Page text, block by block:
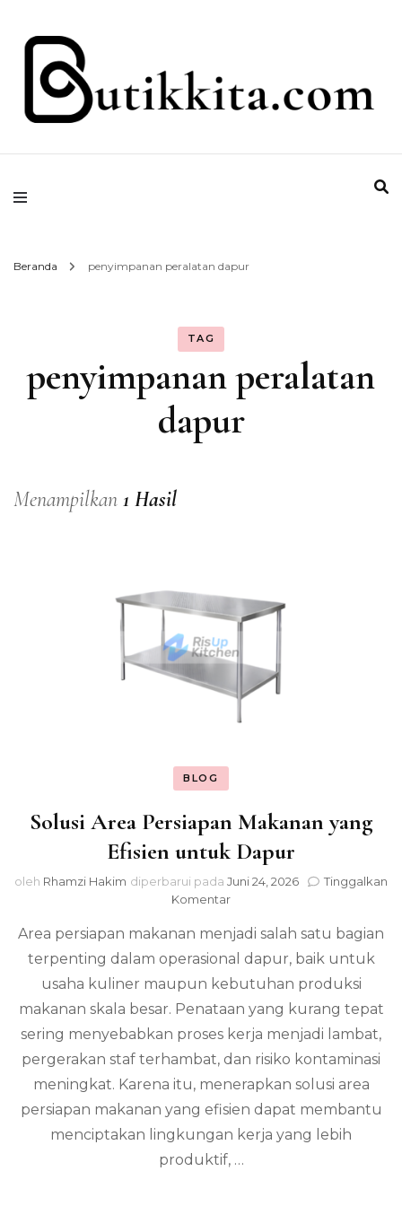
butikkita.com
Beranda penyimpanan peralatan dapur
TAG
penyimpanan peralatan
dapur
Menampilkan 1 Hasil
BLOG
Solusi Area Persiapan Makanan yang
Efisien untuk Dapur
oleh Rhamzi Hakim diperbarui pada Juni 24, 2026
Tinggalkan
Komentarpada
Area
Persiapan
Makanan
yang
Efisien
untuk
Dapur
Area persiapan makanan menjadi salah satu bagian
terpenting dalam operasional dapur, baik untuk
usaha kuliner maupun kebutuhan produksi
makanan skala besar. Penataan yang kurang tepat
sering menyebabkan proses kerja menjadi lambat,
pergerakan staf terhambat, dan risiko kontaminasi
meningkat. Karena itu, menerapkan solusi area
persiapan makanan yang efisien dapat membantu
menciptakan lingkungan kerja yang lebih
produktif, …